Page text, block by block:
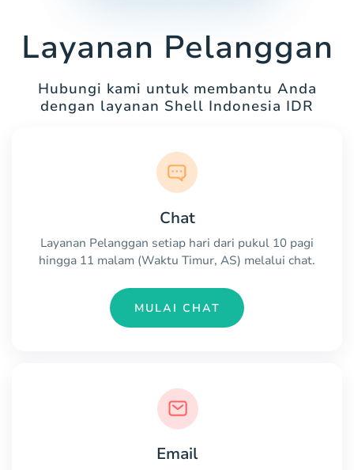
Layanan Pelanggan
Hubungi kami untuk membantu Anda
dengan layanan Shell Indonesia IDR
Chat
Layanan Pelanggan setiap hari dari pukul 10 pagi
hingga 11 malam (Waktu Timur, AS) melalui chat.
MULAI CHAT
Email